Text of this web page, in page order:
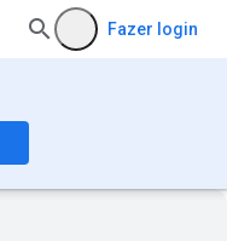
Fazer login